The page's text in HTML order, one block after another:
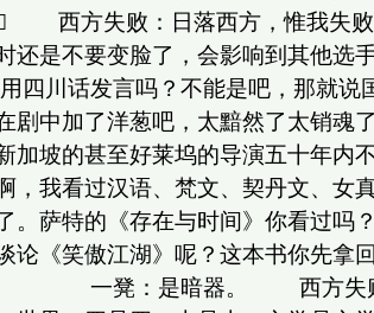
方失败：日落西方，惟我失
时还是不要变脸了，会影响到
川话发言吗？不能是吧，那就说
剧中加了洋葱吧，太黯然了太销
加坡的甚至好莱坞的导演五十
我看过汉语、梵文、契丹文、女
萨特的《存在与时间》你看过吗
论《笑傲江湖》呢？这本书你
。 一凳：是暗器。 西方失败